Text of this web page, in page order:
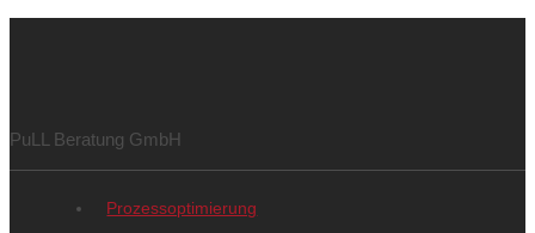
PuLL Beratung GmbH
Prozessoptimierung